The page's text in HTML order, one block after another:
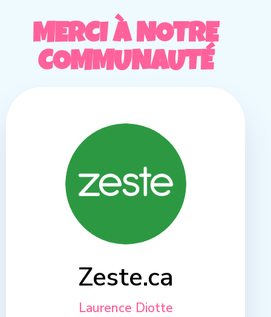
MERCI À NOTRE
COMMUNAUTÉ
Zeste.ca
Laurence Diotte